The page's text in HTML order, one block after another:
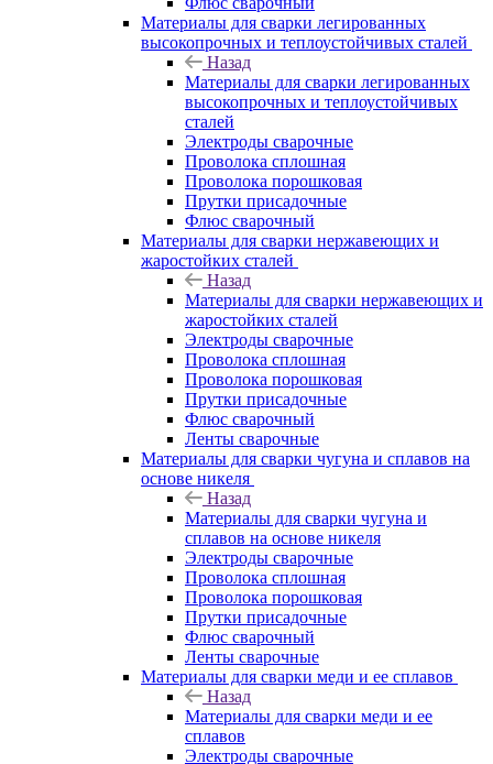
Материалы для сварки легированных
высокопрочных и теплоустойчивых сталей
Назад
Материалы для сварки легированных
высокопрочных и теплоустойчивых
сталей
Электроды сварочные
Проволока сплошная
Проволока порошковая
Прутки присадочные
Флюс сварочный
Материалы для сварки нержавеющих и
жаростойких сталей
Назад
Материалы для сварки нержавеющих и
жаростойких сталей
Электроды сварочные
Проволока сплошная
Проволока порошковая
Прутки присадочные
Флюс сварочный
Ленты сварочные
Материалы для сварки чугуна и сплавов на
основе никеля
Назад
Материалы для сварки чугуна и
сплавов на основе никеля
Электроды сварочные
Проволока сплошная
Проволока порошковая
Прутки присадочные
Флюс сварочный
Ленты сварочные
Материалы для сварки меди и ее сплавов
Назад
Материалы для сварки меди и ее
сплавов
Электроды сварочные